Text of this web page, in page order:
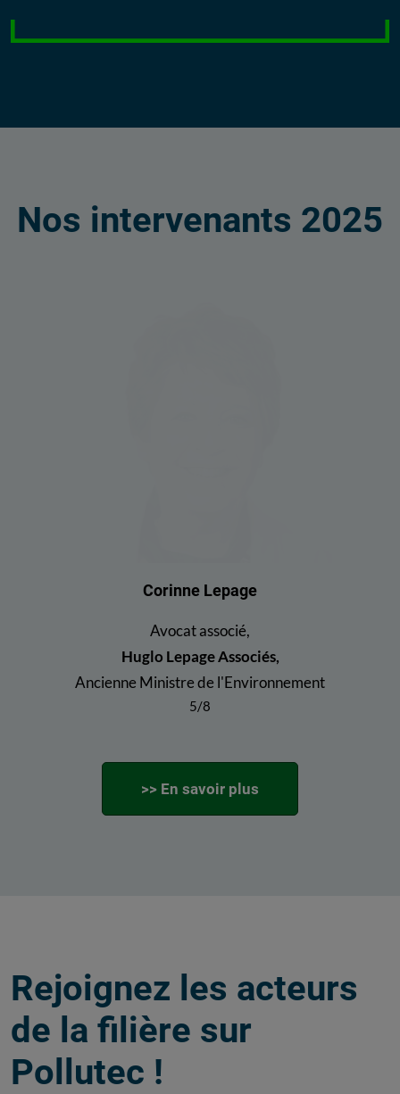
Nos intervenants 2025
Corinne Lepage
Avocat associé,
Huglo Lepage Associés,
Ancienne Ministre de l'Environnement
5/8
>> En savoir plus
Rejoignez les acteurs
de la filière sur
Pollutec !